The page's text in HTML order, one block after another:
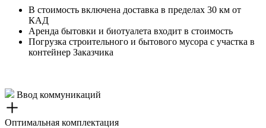
В стоимость включена доставка в пределах 30 км от
КАД
Аренда бытовки и биотуалета входит в стоимость
Погрузка строительного и бытового мусора с участка в
контейнер Заказчика
Ввод коммуникаций
Оптимальная комплектация